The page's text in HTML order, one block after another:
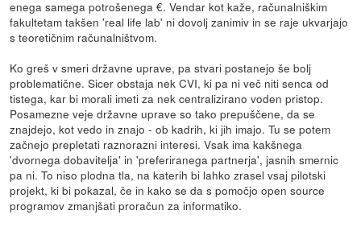
enega samega potrošenega €. Vendar kot kaže, računalniškim
fakultetam takšen 'real life lab' ni dovolj zanimiv in se raje ukvarjajo
s teoretičnim računalništvom.
Ko greš v smeri državne uprave, pa stvari postanejo še bolj
problematične. Sicer obstaja nek CVI, ki pa ni več niti senca od
tistega, kar bi morali imeti za nek centralizirano voden pristop.
Posamezne veje državne uprave so tako prepuščene, da se
znajdejo, kot vedo in znajo - ob kadrih, ki jih imajo. Tu se potem
začnejo prepletati raznorazni interesi. Vsak ima kakšnega
'dvornega dobavitelja' in 'preferiranega partnerja', jasnih smernic
pa ni. To niso plodna tla, na katerih bi lahko zrasel vsaj pilotski
projekt, ki bi pokazal, če in kako se da s pomočjo open source
programov zmanjšati proračun za informatiko.